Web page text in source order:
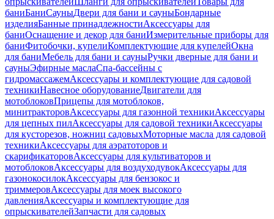
баниБаниСауныДвери для бани и сауныБондарные
изделияБанные принадлежностиАксессуары для
баниОснащение и декор для баниИзмерительные приборы для
баниФитобочки, купелиКомплектующие для купелейОкна
для баниМебель для бани и сауныРучки дверные для бани и
сауныЭфирные маслаСпа-бассейны с
гидромассажемАксессуары и комплектующие для садовой
техникиНавесное оборудованиеДвигатели для
мотоблоковПрицепы для мотоблоков,
минитракторовАксессуары для газонной техникиАксессуары
для цепных пилАксессуары для садовой техникиАксессуары
для кусторезов, ножниц садовыхМоторные масла для садовой
техникиАксессуары для аэратоторов и
скарификаторовАксессуары для культиваторов и
мотоблоковАксессуары для воздуходувокАксессуары для
газонокосилокАксессуары для бензокос и
триммеровАксессуары для моек высокого
давленияАксессуары и комплектующие для
опрыскивателейЗапчасти для садовых